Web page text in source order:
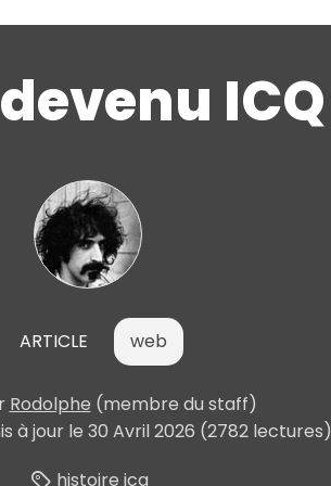
ARTICLE web
Rodolphe (membre du staff)
à jour le 30 Avril 2026 (2782 lectures)
histoire icq